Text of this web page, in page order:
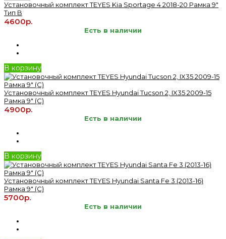
Установочный комплект TEYES Kia Sportage 4 2018-20 Рамка 9"
Тип B
4600р.
Есть в наличии
В корзину
Установочный комплект TEYES Hyundai Tucson 2, IX35 2009-15
Рамка 9" (C)
4900р.
Есть в наличии
В корзину
Установочный комплект TEYES Hyundai Santa Fe 3 (2013-16)
Рамка 9" (C)
5700р.
Есть в наличии